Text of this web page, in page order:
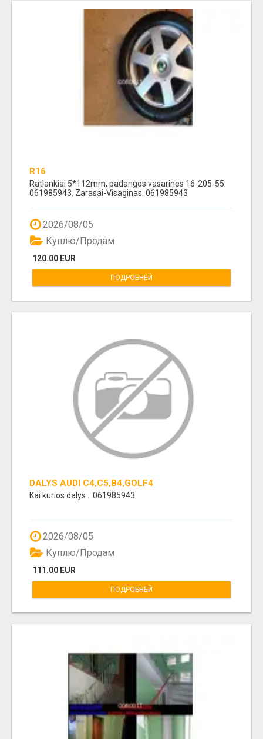
R16
Ratlankiai 5*112mm, padangos vasarines 16-205-55.
061985943. Zarasai-Visaginas. 061985943
2026/08/05
120.00 EUR
Куплю/Продам
ПОДРОБНЕЙ
DALYS AUDI C4,C5,B4,GOLF4
Kai kurios dalys ...061985943
2026/08/05
111.00 EUR
Куплю/Продам
ПОДРОБНЕЙ